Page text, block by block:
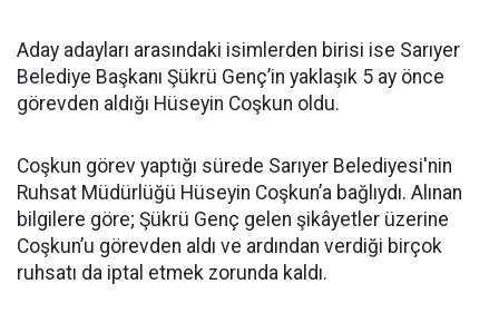
Aday adayları arasındaki isimlerden birisi ise Sarıyer
Belediye Başkanı Şükrü Genç’in yaklaşık 5 ay önce
görevden aldığı Hüseyin Coşkun oldu.
Coşkun görev yaptığı sürede Sarıyer Belediyesi'nin
Ruhsat Müdürlüğü Hüseyin Coşkun’a bağlıydı. Alınan
bilgilere göre; Şükrü Genç gelen şikâyetler üzerine
Coşkun’u görevden aldı ve ardından verdiği birçok
ruhsatı da iptal etmek zorunda kaldı.